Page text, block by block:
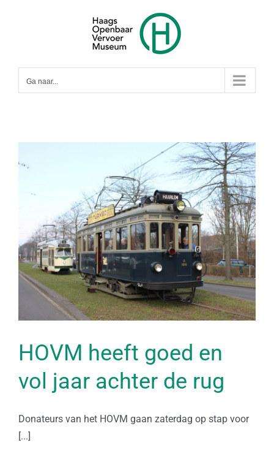
Ga naar...
HOVM heeft goed en
vol jaar achter de rug
Donateurs van het HOVM gaan zaterdag op stap voor
[...]